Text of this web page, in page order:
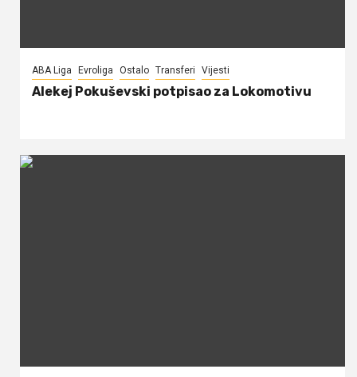
ABA Liga Evroliga Ostalo Transferi Vijesti
Alekej Pokuševski potpisao za Lokomotivu